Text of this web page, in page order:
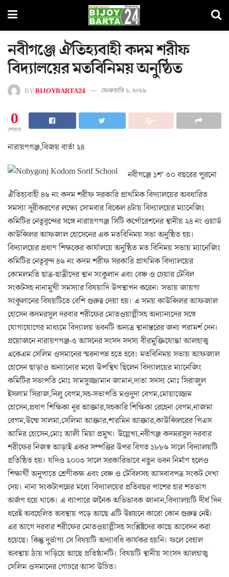
নবীগঞ্জে ঐতিহ্যবাহী কদম শরীফ
বিদ্যালয়ের মতবিনিময় অনুষ্ঠিত
BYBIJOYBARTA24 ফেব্রুয়ারি ১, ২০১৬
0
শেয়ার
নারায়ণগঞ্জ,বিজয় বার্তা ২৪
নবীগঞ্জে ১শ’ ৩০ বছরের পুরনো
ঐতিহ্যবাহী ৪৬ নং কদম শরীফ সরকারি প্রাথমিক বিদ্যালয়ের অবধারিত
সমস্যা দূরীকরণের লক্ষ্যে সোমবার বিকেল ৪টায় বিদ্যালয়ের ম্যানেজিং
কমিটির নেতৃবৃন্দের সঙ্গে নারায়ণগঞ্জ সিটি কর্পোরেশনের স্থানীয় ২৪ নং ওয়ার্ড
কাউন্সিলর আফজাল হোসেনের এক মতবিনিময় সভা অনুষ্ঠিত হয়।
বিদ্যালয়ের প্রধাণ শিক্ষকের কার্যালয়ে অনুষ্ঠিত মত বিনিময় সভায় ম্যানেজিং
কমিটির নেতৃবৃন্দ ৪৬ নং কদম শরীফ সরকারি প্রাথমিক বিদ্যালয়ের
কোমলমতি ছাত্র-ছাত্রীদের স্থান সংকুলান এবং বেঞ্চ ও চেয়ার টেবিল
সংকটসহ নানামুখী সমস্যার বিষয়াদি উপস্থাপন করেন। সভায় জায়গা
সংকুলানের বিষয়টিতে বেশি গুরুত্ব দেয়া হয়। এ সময় কাউন্সিলর আফজাল
হোসেন কদমরসুল দরবার শরীফের মোতওয়াল্লীসহ অন্যান্যদের সঙ্গে
যোগাযোগের মাধ্যমে বিদ্যালয় ভবনটি অন্যত্র স্থানান্তরের জন্য পরামর্শ দেন।
প্রয়োজনে নারায়ণগঞ্জ-৫ আসনের সংসদ সদস্য বীরমুক্তিযোদ্ধা আলহাজ্ব
একেএম সেলিম ওসমানের স্মরনাপন্ন হতে হবে। মতবিনিময় সভায় আফজাল
হোসেন ছাড়াও অন্যান্যের মধ্যে উপস্থিথ ছিলেন বিদ্যালয়ের ম্যানেজিং
কমিটির সভাপতি মোঃ সামসুজ্জামান জামান,দাতা সদস্য মোঃ সিরাজুল
ইসলাম সিরাজ,নিলু বেগম,সহ-সভাপতি মওদুদা বেগম,মোয়াজ্জেম
হোসেন,প্রধাণ শিক্ষিকা নূর আক্তার,সহকারি শিক্ষিকা রেহেনা বেগম,নাজমা
বেগম,উম্মে সালমা,সেলিমা আক্তার,শারমিন আক্তার,কাউন্সিলরের পিএস
আমির হোসেন,মোঃ আলী মিয়া প্রমুখ। উল্লেখ্য,নবীগঞ্জ কদমরসুল দরবার
শরীফের নিজস্ব আড়াই একর সম্পত্তির উপর বিগত ১৮৮৬ সালে বিদ্যালয়টি
প্রতিষ্ঠিত হয়। যদিও ২০০৩ সালে সরকারিভাবে নতুন ভবন নির্মাণ হলেও
শিক্ষার্থী অনুপাতে শ্রেণীকক্ষ এবং বেঞ্চ ও টেবিলসহ আসবাবপত্র সংকট দেখা
দেয়। নানা সংকটাপন্নের মধ্যে বিদ্যালয়ের প্রতিবছর পাশের হার শতভাগ
অর্জণ হয়ে থাকে। এ ব্যাপারে জনৈক অভিভাবক জানান,বিদ্যালয়টি দীর্ঘ দিন
ধরেই অবহেলিত অবস্থায় পড়ে আছে এটি উন্নয়নে কারো কোন গুরুত্ব নেই।
এর আগে দরবার শরীফের মোতওয়াল্লীসহ সংশ্লিষ্টদের কাছে আবেদন করা
হয়েছে। কিন্তু দুর্ভাগ্য সে বিষয়টি অদ্যাবধি কার্যকর হয়নি। ফলে বেহাল
অবস্থায় ঠায় দাড়িয়ে আছে প্রতিষ্ঠানটি। বিষয়টি স্থানীয় সাংসদ আলহাজ্ব
সেলিম ওসমানের গোচরে আসা উচিত।